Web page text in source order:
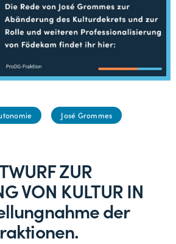
José Grommes
ZUR
VON KULTUR IN
der